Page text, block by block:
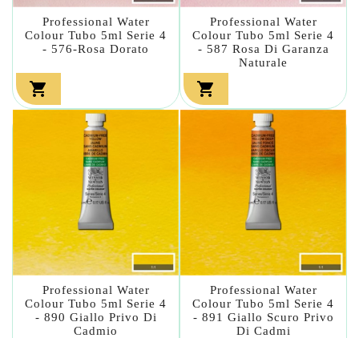
Professional Water
Colour Tubo 5ml Serie 4
- 576-Rosa Dorato

Professional Water
Colour Tubo 5ml Serie 4
- 587 Rosa Di Garanza
Naturale

Professional Water
Colour Tubo 5ml Serie 4
- 890 Giallo Privo Di
Cadmio
Professional Water
Colour Tubo 5ml Serie 4
- 891 Giallo Scuro Privo
Di Cadmi